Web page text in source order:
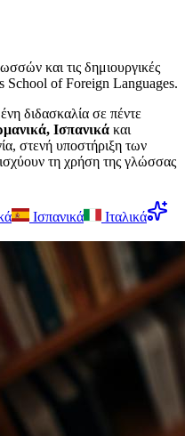
και τις δημιουργικές
School of Foreign Languages.
διδασκαλία σε πέντε
Ισπανικά και
στενή υποστήριξη των
τη χρήση της γλώσσας
Ισπανικά
Ιταλικά